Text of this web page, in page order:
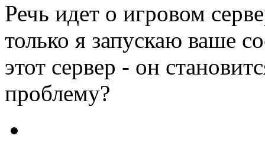
Речь идет о игровом
только я запускаю ваше
этот сервер - он
проблему?